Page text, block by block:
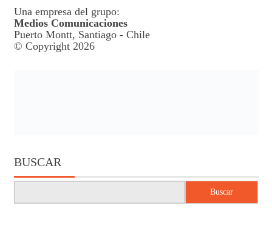
Una empresa del grupo:
Medios Comunicaciones
Puerto Montt, Santiago - Chile
© Copyright 2026
BUSCAR
Buscar